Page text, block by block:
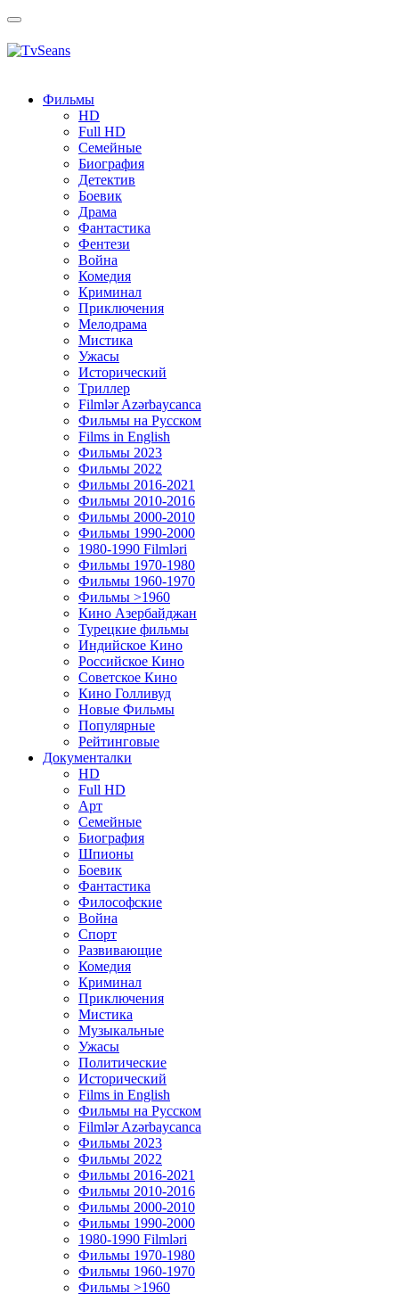
Toggle
Фильмы
HD
Full HD
Семейные
Биография
Детектив
Боевик
Драма
Фантастика
Фентези
Война
Комедия
Криминал
Приключения
Мелодрама
Мистика
Ужасы
Исторический
Tриллер
Filmlər Azərbaycanca
Фильмы на Русском
Films in English
Фильмы 2023
Фильмы 2022
Фильмы 2016-2021
Фильмы 2010-2016
Фильмы 2000-2010
Фильмы 1990-2000
1980-1990 Filmləri
Фильмы 1970-1980
Фильмы 1960-1970
Фильмы >1960
Кино Азербайджан
Турецкие фильмы
Индийское Кино
Российское Кино
Советское Кино
Кино Голливуд
Новые Фильмы
Популярные
Рейтинговые
Документалки
HD
Full HD
Арт
Семейные
Биография
Шпионы
Боевик
Фантастика
Философские
Война
Спорт
Развивающие
Комедия
Криминал
Приключения
Мистика
Музыкальные
Ужасы
Политические
Исторический
Films in English
Фильмы на Русском
Filmlər Azərbaycanca
Фильмы 2023
Фильмы 2022
Фильмы 2016-2021
Фильмы 2010-2016
Фильмы 2000-2010
Фильмы 1990-2000
1980-1990 Filmləri
Фильмы 1970-1980
Фильмы 1960-1970
Фильмы >1960